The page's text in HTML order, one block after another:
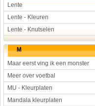
Lente
Lente - Kleuren
Lente - Knutselen
M
Maar eerst ving ik een monster
Meer over voetbal
MU - Kleurplaten
Mandala kleurplaten